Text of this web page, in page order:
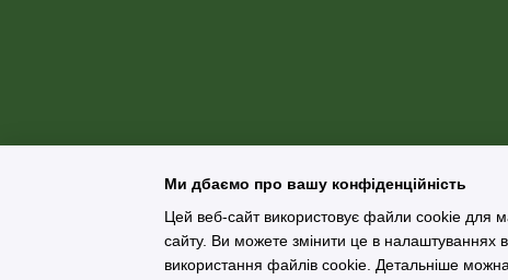
Ми дбаємо про вашу конфіденційність
Цей веб-сайт використовує файли cookie для
сайту. Ви можете змінити це в налаштуваннях
використання файлів cookie. Детальніше